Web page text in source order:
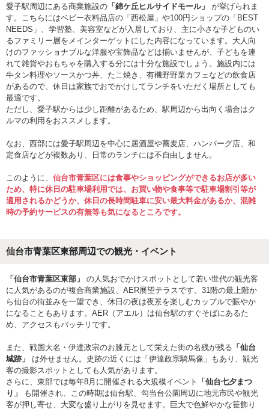
愛子駅周辺にある商業施設の 「錦ケ丘ヒルサイドモール」
が挙げられま
す。こちらにはベビー衣料品店の「西松屋」や100円ショップの「BEST
NEEDS」、学習塾、美容室などが入居しており、主に小さな子どものい
るファミリー層をメインターゲットにした内容になっています。大人向
けのファッショナブルな洋服や宝飾品などは揃いませんが、子どもを連
れて雑貨やおもちゃを購入する分には十分な施設でしょう。施設内には
牛タン料理やソースかつ丼、たこ焼き、有機野野菜カフェなどの飲食店
があるので、休日は家族でおでかけしてランチをいただく場所としても
最適です。
ただし、愛子駅からは少し距離があるため、駅周辺から出向く場合はク
ルマの利用をおススメします。
なお、西部には愛子駅周辺を中心に居酒屋や蕎麦店、ハンバーグ店、和
定食店などが複数あり、日常のランチには不自由しません。
このように、 仙台市青葉区には食事やショッピングができるお店が多い
ため、特に休日の駐車場利用では、お買い物や食事等で駐車場割引等が
適用されるかどうか、休日の長時間駐車に安い最大料金があるか、混雑
時の予約サービスの有無等も気になるところです。
仙台市青葉区東部周辺での観光・イベント
「仙台市青葉区東部」
の人気おでかけスポットとして若い世代の観光客
に人気があるのが複合商業施設、AER展望テラスです。31階の最上階か
ら仙台の街並みを一望でき、休日の夜は夜景を楽しむカップルで賑やか
になることもあります。AER（アエル）は仙台駅のすぐそばにあるた
め、アクセスもバッチリです。
また、戦国大名・伊達政宗のお膝元として栄えた街の名残が残る 「仙台
城跡」
は外せません。史跡の近くには「伊達政宗騎馬像」もあり、観光
客の撮影スポットとしても人気があります。
さらに、東部では毎年8月に開催される大規模イベント
「仙台七夕まつ
り」
も開催され、この時期は仙台駅、勾当台公園周辺に地元市民や観光
客が押し寄せ、大変な盛り上がりを見せます。巨大で色鮮やかな笹飾り